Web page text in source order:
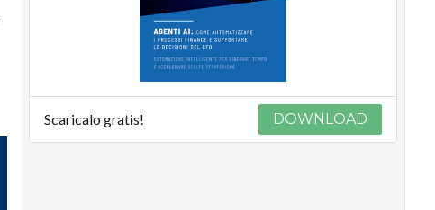
Scaricalo gratis! DOWNLOAD